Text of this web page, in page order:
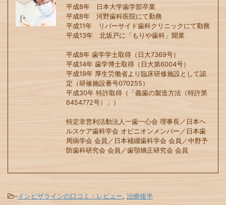
平成8年 日本大学歯学部卒業
平成8年 河野歯科医院にて勤務
平成11年 リバーサイド歯科クリニックにて勤務
平成13年 北坂戸に「もりや歯科」開業
平成8年 歯学学士取得（日大7369号）
平成14年 歯学博士取得（日大第6004号）
平成19年 厚生労働省より臨床研修施設として認
定（研修施設番号070255）
平成30年 特許取得（「義歯の製造方法（特許第
6454772号）」）
特定非営利活動法人一歯一心会 理事長／日本ヘ
ルスケア歯科学会 オピニオンメンバー／日本歯
周病学会 会員／日本補綴歯科学会 会員／中野予
防歯科研究会 会員／歯顎矯正研究会 会員
-インビザラインの口コミ・レビュー, 治療後半